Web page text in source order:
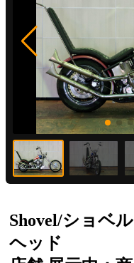
Shovel/ショベル
ヘッド